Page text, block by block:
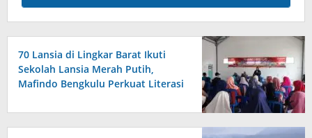
70 Lansia di Lingkar Barat Ikuti
Sekolah Lansia Merah Putih,
Mafindo Bengkulu Perkuat Literasi